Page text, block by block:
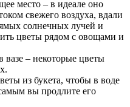
место – в идеале оно
свежего воздуха, вдали
солнечных лучей и
цветы рядом с овощами и
вазе – некоторые цветы
из букета, чтобы в воде
вы продлите его